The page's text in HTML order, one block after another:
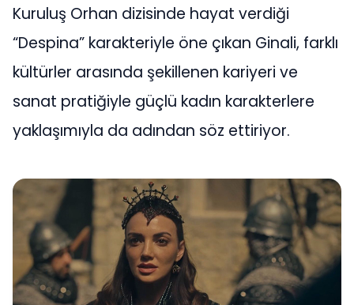
Kuruluş Orhan dizisinde hayat verdiği
“Despina” karakteriyle öne çıkan Ginali, farklı
kültürler arasında şekillenen kariyeri ve
sanat pratiğiyle güçlü kadın karakterlere
yaklaşımıyla da adından söz ettiriyor.